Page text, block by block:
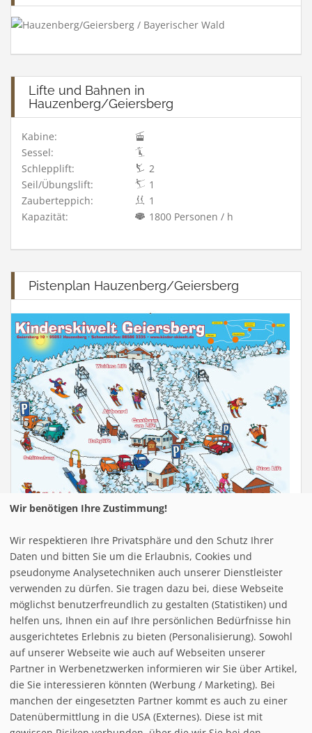
Lifte und Bahnen in
Hauzenberg/Geiersberg
Kabine:
Sessel:
Schlepplift:
2
Seil/Übungslift:
1
Zauberteppich:
1
Kapazität:
1800 Personen / h
Pistenplan Hauzenberg/Geiersberg
Infrastuktur Hauzenberg/Geiersberg
Loipe/Langlauf:
Snow tubing:
Eislaufen:
Rodelbahn:
Nachtrodeln:
Hallenbad:
Wir benötigen Ihre Zustimmung!
Wir respektieren Ihre Privatsphäre und den Schutz Ihrer
Daten und bitten Sie um die Erlaubnis, Cookies und
pseudonyme Analysetechniken auch unserer Dienstleister
verwenden zu dürfen. Sie tragen dazu bei, diese Webseite
möglichst benutzerfreundlich zu gestalten (Statistiken) und
helfen uns, Ihnen ein auf Ihre persönlichen Bedürfnisse hin
ausgerichtetes Erlebnis zu bieten (Personalisierung). Sowohl
auf unserer Webseite wie auch auf Webseiten unserer
Partner in Werbenetzwerken informieren wir Sie über Artikel,
die Sie interessieren könnten (Werbung / Marketing). Bei
manchen der eingesetzten Partner kommt es auch zu einer
Datenübermittlung in die USA (Externes). Diese ist mit